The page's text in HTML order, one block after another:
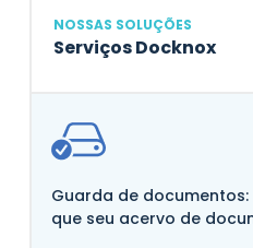
NOSSAS SOLUÇÕES
Serviços Docknox
Guarda de
que seu acervo de